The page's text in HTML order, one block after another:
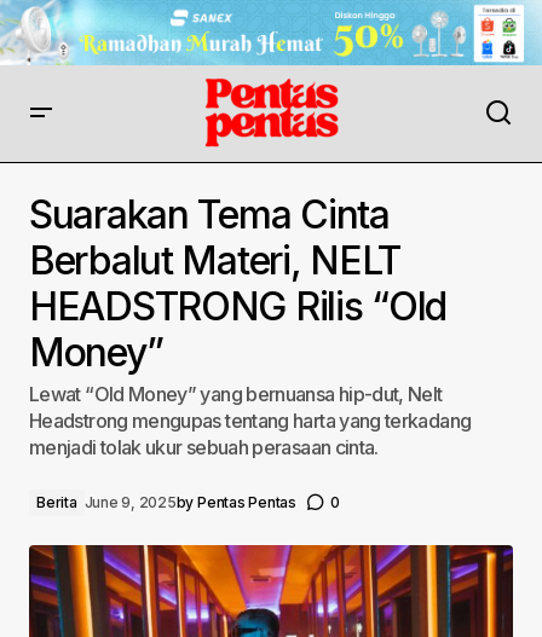
Suarakan Tema Cinta
Berbalut Materi, NELT
HEADSTRONG Rilis “Old
Money”
Lewat “Old Money” yang bernuansa hip-dut, Nelt
Headstrong mengupas tentang harta yang terkadang
menjadi tolak ukur sebuah perasaan cinta.
Berita June 9, 2025by Pentas Pentas 0